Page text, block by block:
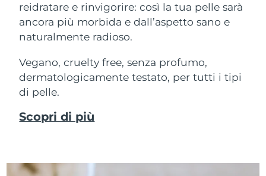
reidratare e rinvigorire: così la tua pelle sarà
ancora più morbida e dall’aspetto sano e
naturalmente radioso.
Vegano, cruelty free, senza profumo,
dermatologicamente testato, per tutti i tipi
di pelle.
Scopri di più